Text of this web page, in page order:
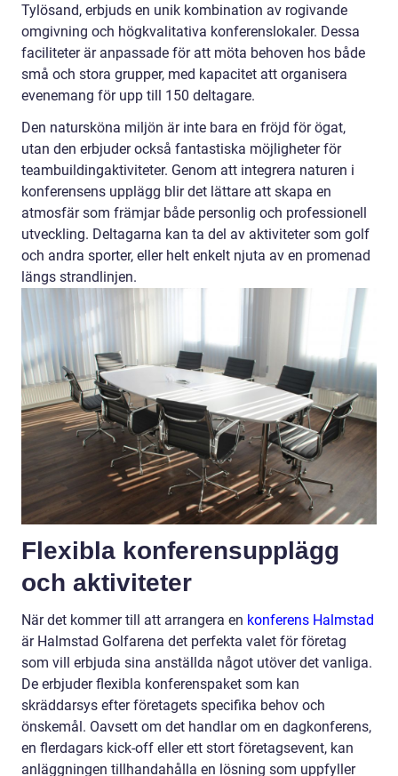
Tylösand, erbjuds en unik kombination av rogivande
omgivning och högkvalitativa konferenslokaler. Dessa
faciliteter är anpassade för att möta behoven hos både
små och stora grupper, med kapacitet att organisera
evenemang för upp till 150 deltagare.
Den natursköna miljön är inte bara en fröjd för ögat,
utan den erbjuder också fantastiska möjligheter för
teambuildingaktiviteter. Genom att integrera naturen i
konferensens upplägg blir det lättare att skapa en
atmosfär som främjar både personlig och professionell
utveckling. Deltagarna kan ta del av aktiviteter som golf
och andra sporter, eller helt enkelt njuta av en promenad
längs strandlinjen.
Flexibla konferensupplägg
och aktiviteter
När det kommer till att arrangera en konferens Halmstad
är Halmstad Golfarena det perfekta valet för företag
som vill erbjuda sina anställda något utöver det vanliga.
De erbjuder flexibla konferenspaket som kan
skräddarsys efter företagets specifika behov och
önskemål. Oavsett om det handlar om en dagkonferens,
en flerdagars kick-off eller ett stort företagsevent, kan
anläggningen tillhandahålla en lösning som uppfyller